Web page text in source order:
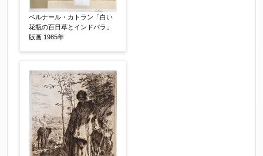
ベルナール・カトラン「白い
花瓶の百日草とインドバラ」
版画 1985年